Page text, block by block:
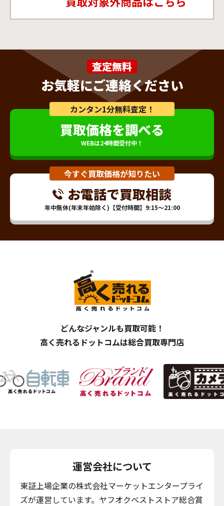
査定無料
お気軽にご連絡ください
カンタン1分無料査定！
買取価格を調べる
WEBは24時間受付中！
今すぐ買取価格が知りたい
お電話で買取相談
年中無休(年末年始除く)【受付時間】9:15～21:00
どんなジャンルも買取可能！
高く売れるドットコムは総合買取専門店
運営会社について
東証上場企業の株式会社マーケットエンタープライ
ズが運営しています。ヤフオクベストストア総合賞